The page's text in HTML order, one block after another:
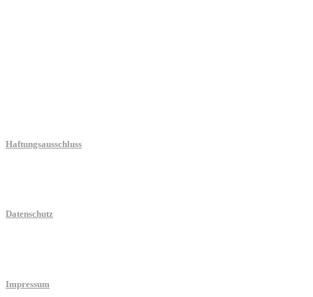
Haftungsausschluss
Datenschutz
Impressum